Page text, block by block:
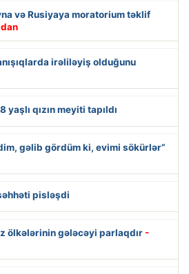
və Rusiyaya moratorium təklif
irəliləyiş olduğunu
yaşlı qızın meyiti tapıldı
gəlib gördüm ki, evimi sökürlər”
pisləşdi
ölkələrinin gələcəyi parlaqdır -